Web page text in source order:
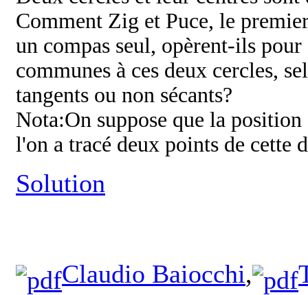
Comment Zig et Puce, le
un compas seul, opèrent-ils
communes à ces deux cercles,
tangents ou non sécants?
Nota:On suppose que la
l'on a tracé deux points de cette
Solution
Claudio Baiocchi,